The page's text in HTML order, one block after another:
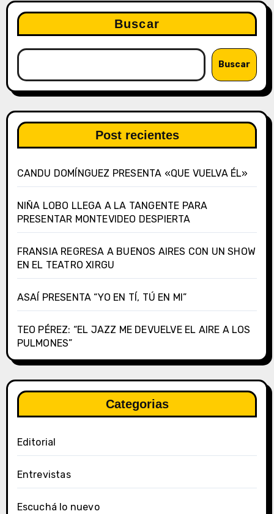
Buscar
Buscar
Post recientes
CANDU DOMÍNGUEZ PRESENTA «QUE VUELVA ÉL»
NIÑA LOBO LLEGA A LA TANGENTE PARA
PRESENTAR MONTEVIDEO DESPIERTA
FRANSIA REGRESA A BUENOS AIRES CON UN SHOW
EN EL TEATRO XIRGU
ASAÍ PRESENTA “YO EN TÍ, TÚ EN MI”
TEO PÉREZ: “EL JAZZ ME DEVUELVE EL AIRE A LOS
PULMONES”
Categorias
Editorial
Entrevistas
Escuchá lo nuevo